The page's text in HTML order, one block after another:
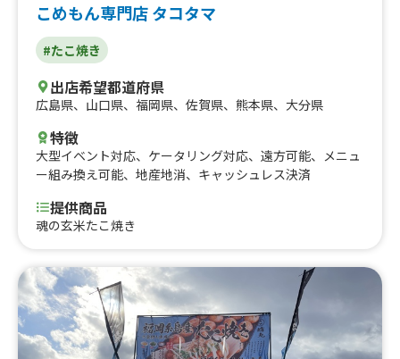
こめもん専門店 タコタマ
#たこ焼き
出店希望都道府県
広島県、 山口県、 福岡県、 佐賀県、 熊本県、 大分県
特徴
大型イベント対応、 ケータリング対応、 遠方可能、 メニュ
ー組み換え可能、 地産地消、 キャッシュレス決済
提供商品
魂の玄米たこ焼き